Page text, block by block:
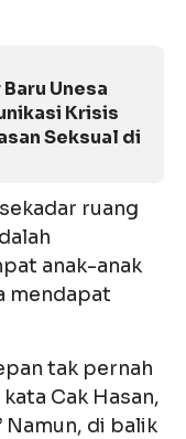
Unesa
Krisis
Seksual di
ruang
anak-anak
mendapat
tak pernah
Cak Hasan,
Namun, di balik